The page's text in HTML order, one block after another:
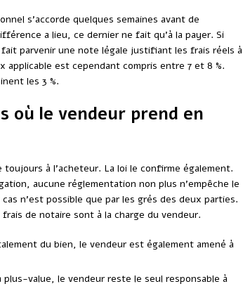
s’accorde quelques semaines avant de
a lieu, ce dernier ne fait qu’à la payer. Si
parvenir une note légale justifiant les frais réels à
applicable est cependant compris entre 7 et 8 %.
les 3 %.
où le vendeur prend en
à l’acheteur. La loi le confirme également.
aucune réglementation non plus n’empêche le
n’est possible que par les grés des deux parties.
de notaire sont à la charge du vendeur.
du bien, le vendeur est également amené à
value, le vendeur reste le seul responsable à